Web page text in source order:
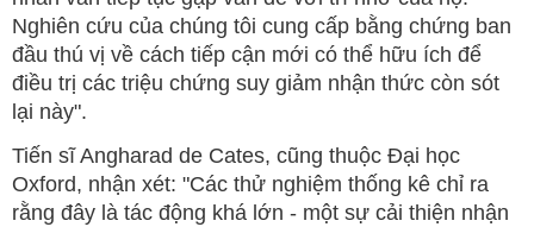
Nghiên cứu của chúng tôi cung cấp bằng chứng ban
đầu thú vị về cách tiếp cận mới có thể hữu ích để
điều trị các triệu chứng suy giảm nhận thức còn sót
lại này".
Tiến sĩ Angharad de Cates, cũng thuộc Đại học
Oxford, nhận xét: "Các thử nghiệm thống kê chỉ ra
rằng đây là tác động khá lớn - một sự cải thiện nhận